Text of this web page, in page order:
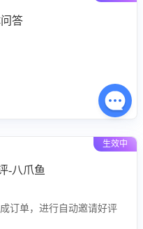
答
生效中
-八爪鱼
订单，进行自动邀请好评